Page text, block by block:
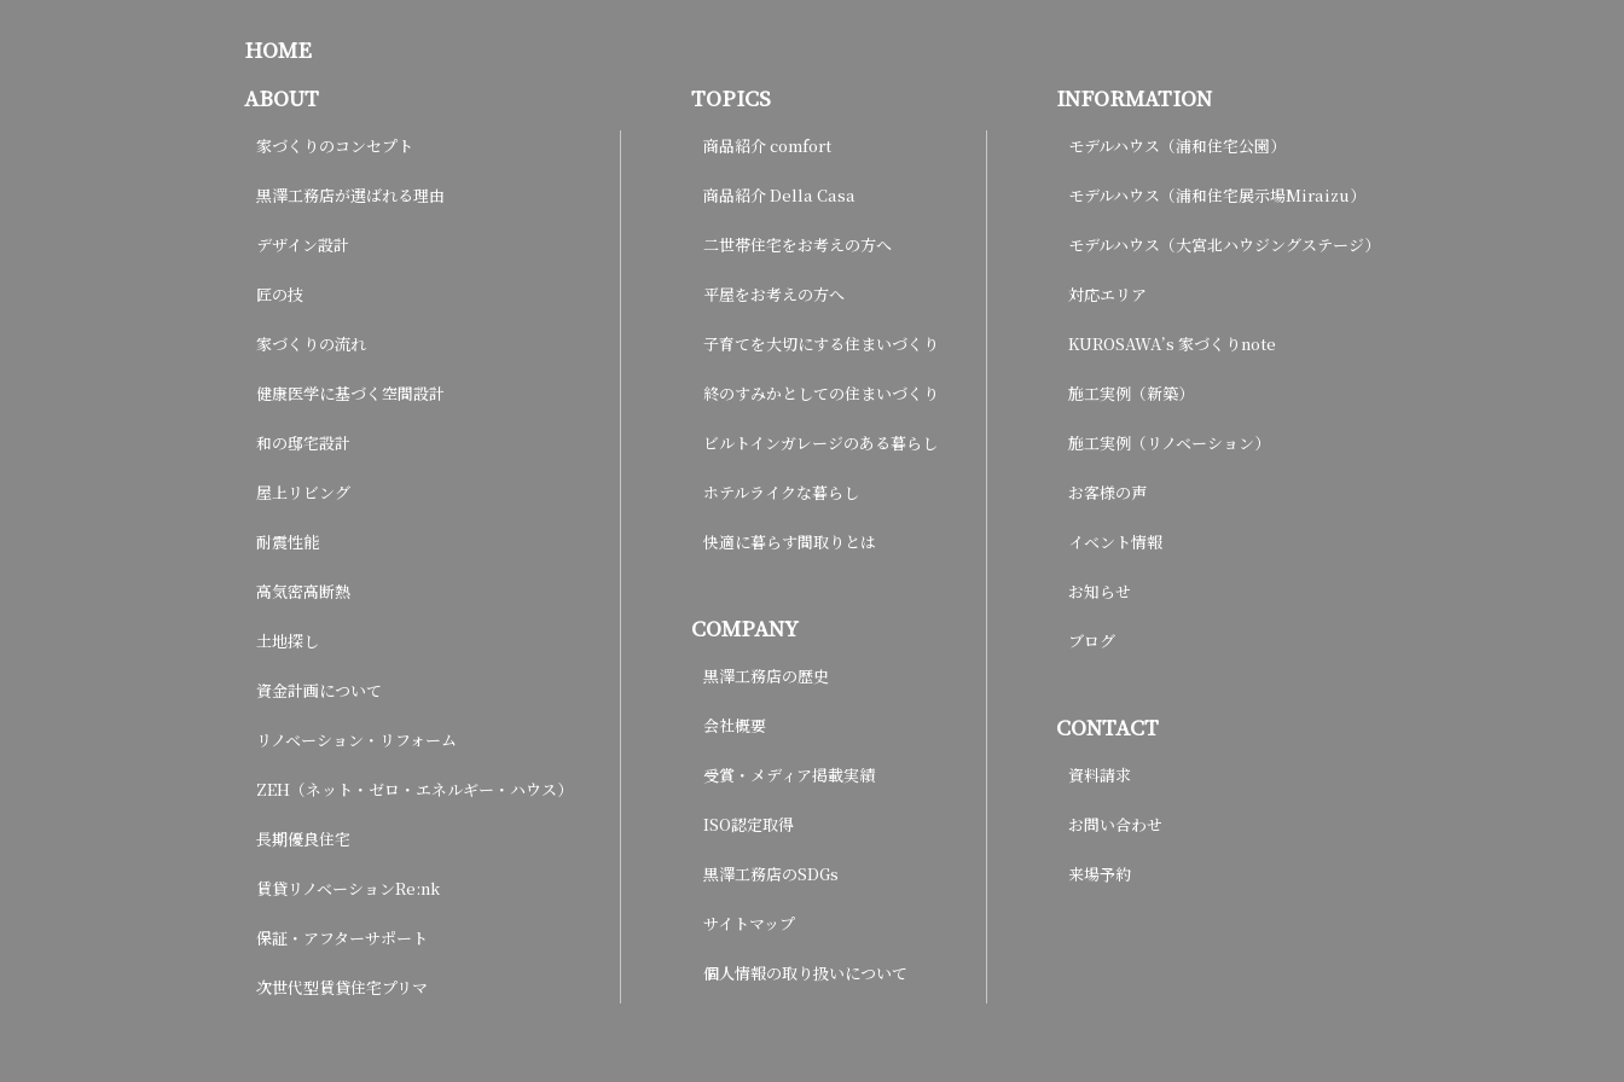
HOME
ABOUT
家づくりのコンセプト
黒澤工務店が選ばれる理由
デザイン設計
匠の技
家づくりの流れ
健康医学に基づく空間設計
和の邸宅設計
屋上リビング
耐震性能
高気密高断熱
土地探し
資金計画について
リノベーション・リフォーム
ZEH（ネット・ゼロ・エネルギー・ハウス）
長期優良住宅
賃貸リノベーションRe:nk
保証・アフターサポート
次世代型賃貸住宅プリマ
TOPICS
商品紹介 comfort
商品紹介 Della Casa
二世帯住宅をお考えの方へ
平屋をお考えの方へ
子育てを大切にする住まいづくり
終のすみかとしての住まいづくり
ビルトインガレージのある暮らし
ホテルライクな暮らし
快適に暮らす間取りとは
COMPANY
黒澤工務店の歴史
会社概要
受賞・メディア掲載実績
ISO認定取得
黒澤工務店のSDGs
サイトマップ
個人情報の取り扱いについて
INFORMATION
モデルハウス（浦和住宅公園）
モデルハウス（浦和住宅展示場Miraizu）
モデルハウス（大宮北ハウジングステージ）
対応エリア
KUROSAWA’s 家づくりnote
施工実例（新築）
施工実例（リノベーション）
お客様の声
イベント情報
お知らせ
ブログ
CONTACT
資料請求
お問い合わせ
来場予約